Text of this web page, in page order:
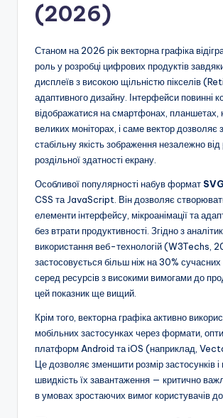
(2026)
Станом на 2026 рік векторна графіка
роль у розробці цифрових продуктів
дисплеїв з високою щільністю пікселів
адаптивного дизайну. Інтерфейси повинні
відображатися на смартфонах, планшетах,
великих моніторах, і саме вектор дозволяє
стабільну якість зображення незалежно від
роздільної здатності екрану.
Особливої популярності набув формат SVG
CSS та JavaScript. Він дозволяє створювати
елементи інтерфейсу, мікроанімації та
без втрати продуктивності. Згідно з
використання веб-технологій (W3Techs,
застосовується більш ніж на 30% сучасних
серед ресурсів з високими вимогами до
цей показник ще вищий.
Крім того, векторна графіка активно
мобільних застосунках через формати,
платформ Android та iOS (наприклад,
Це дозволяє зменшити розмір застосунків
швидкість їх завантаження — критично
в умовах зростаючих вимог користувачів